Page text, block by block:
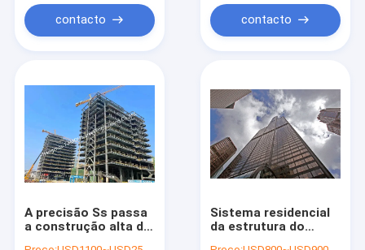
contacto contacto
A precisão Ss passa
a construção alta de
Sistema residencial
da estrutura do